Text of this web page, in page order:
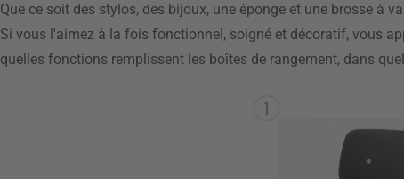
Que ce soit des stylos, des bijoux, une éponge et une brosse à
Si vous l'aimez à la fois fonctionnel, soigné et décoratif, vous
quelles fonctions remplissent les boîtes de rangement, dans